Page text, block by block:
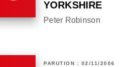
YORKSHIRE
Peter Robinson
PARUTION : 02/11/2006